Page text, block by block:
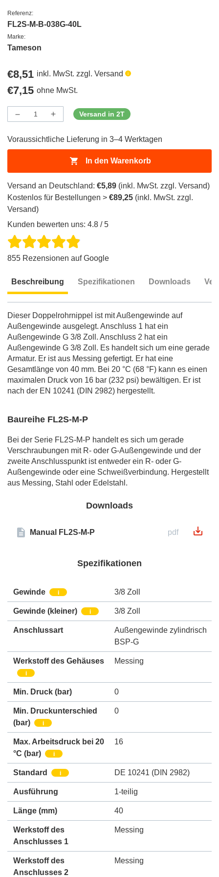
Referenz:
FL2S-M-B-038G-40L
Marke:
Tameson
Regulärer
Preis
€8,51 inkl. MwSt. zzgl. Versand
Regulärer
Preis
€7,15 ohne MwSt.
Menge
Menge
verringern
ProductDrop
Menge
erhöhen
ProductDrop
Versand in 2T
Voraussichtliche Lieferung in 3–4 Werktagen
In den Warenkorb
Versand an Deutschland: €5,89 (inkl. MwSt. zzgl. Versand)
Kostenlos für Bestellungen > €89,25 (inkl. MwSt. zzgl.
Versand)
Kunden bewerten uns: 4.8 / 5
855 Rezensionen auf Google
Beschreibung Spezifikationen Downloads
Dieser Doppelrohrnippel ist mit Außengewinde auf
Außengewinde ausgelegt. Anschluss 1 hat ein
Außengewinde G 3/8 Zoll. Anschluss 2 hat ein
Außengewinde G 3/8 Zoll. Es handelt sich um eine gerade
Armatur. Er ist aus Messing gefertigt. Er hat eine
Gesamtlänge von 40 mm. Bei 20 °C (68 °F) kann es einen
maximalen Druck von 16 bar (232 psi) bewältigen. Er ist
nach der EN 10241 (DIN 2982) hergestellt.
Baureihe FL2S-M-P
Bei der Serie FL2S-M-P handelt es sich um gerade
Verschraubungen mit R- oder G-Außengewinde und der
zweite Anschlusspunkt ist entweder ein R- oder G-
Außengewinde oder eine Schweißverbindung. Hergestellt
aus Messing, Stahl oder Edelstahl.
Downloads
Manual FL2S-M-P pdf
Spezifikationen
Gewinde i 3/8 Zoll
Gewinde (kleiner) i 3/8 Zoll
Anschlussart
Außengewinde zylindrisch
BSP-G
Werkstoff des Gehäuses
i
Messing
Min. Druck (bar) 0
Min. Druckunterschied
(bar)
i
0
Max. Arbeitsdruck bei 20
°C (bar)
i
16
Standard i DE 10241 (DIN 2982)
Ausführung 1-teilig
Länge (mm) 40
Werkstoff des
Anschlusses 1
Messing
Werkstoff des
Anschlusses 2
Messing